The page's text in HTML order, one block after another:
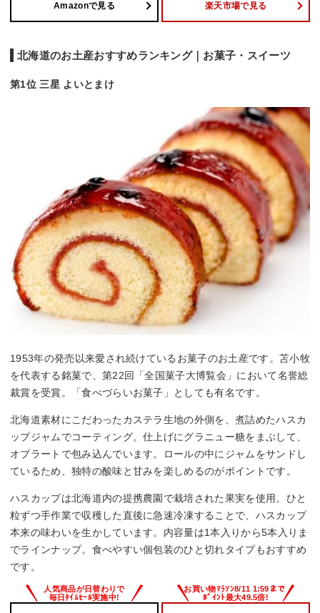
Amazonで見る 楽天市場で見る
北海道のお土産おすすめランキング｜お菓子・スイーツ
第1位 三星 よいとまけ
1953年の発売以来愛され続けているお菓子のお土産です。苫小牧
を代表する銘菓で、第22回「全国菓子大博覧会」において名誉総
裁賞を受賞。「食べづらいお菓子」としても有名です。
北海道素材にこだわったカステラ生地の外側を、煮詰めたハスカ
ップジャムでコーティング。仕上げにグラニュー糖をまぶして、
オブラートで包み込んでいます。ロールの中にジャムをサンドし
ているため、独特の酸味と甘みを楽しめるのがポイントです。
ハスカップは北海道内の提携農園で栽培された果実を使用。ひと
粒ずつ手作業で収穫した直後に急速冷凍することで、ハスカップ
本来の味わいを生かしています。内容量は1本入りから5本入りま
でラインナップ。食べやすい個包装のひと切れタイプもおすすめ
です。